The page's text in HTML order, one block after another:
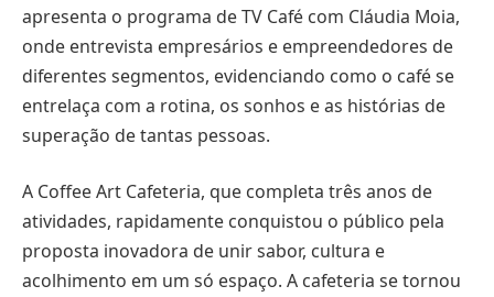
apresenta o programa de TV Café com Cláudia Moia,
onde entrevista empresários e empreendedores de
diferentes segmentos, evidenciando como o café se
entrelaça com a rotina, os sonhos e as histórias de
superação de tantas pessoas.
A Coffee Art Cafeteria, que completa três anos de
atividades, rapidamente conquistou o público pela
proposta inovadora de unir sabor, cultura e
acolhimento em um só espaço. A cafeteria se tornou